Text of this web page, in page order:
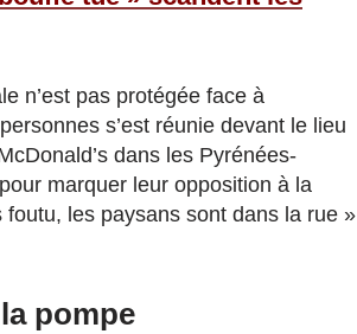
n’est pas protégée face à
s’est réunie devant le lieu
dans les Pyrénées-
marquer leur opposition à la
les paysans sont dans la rue »
pompe